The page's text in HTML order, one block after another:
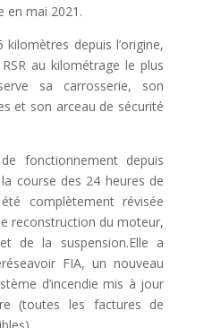
en mai 2021.
kilomètres depuis l’origine,
au kilométrage le plus
sa carrosserie, son
et son arceau de sécurité
fonctionnement depuis
course des 24 heures de
complètement révisée
reconstruction du moteur,
de la suspension.Elle a
FIA, un nouveau
d’incendie mis à jour
(toutes les factures de